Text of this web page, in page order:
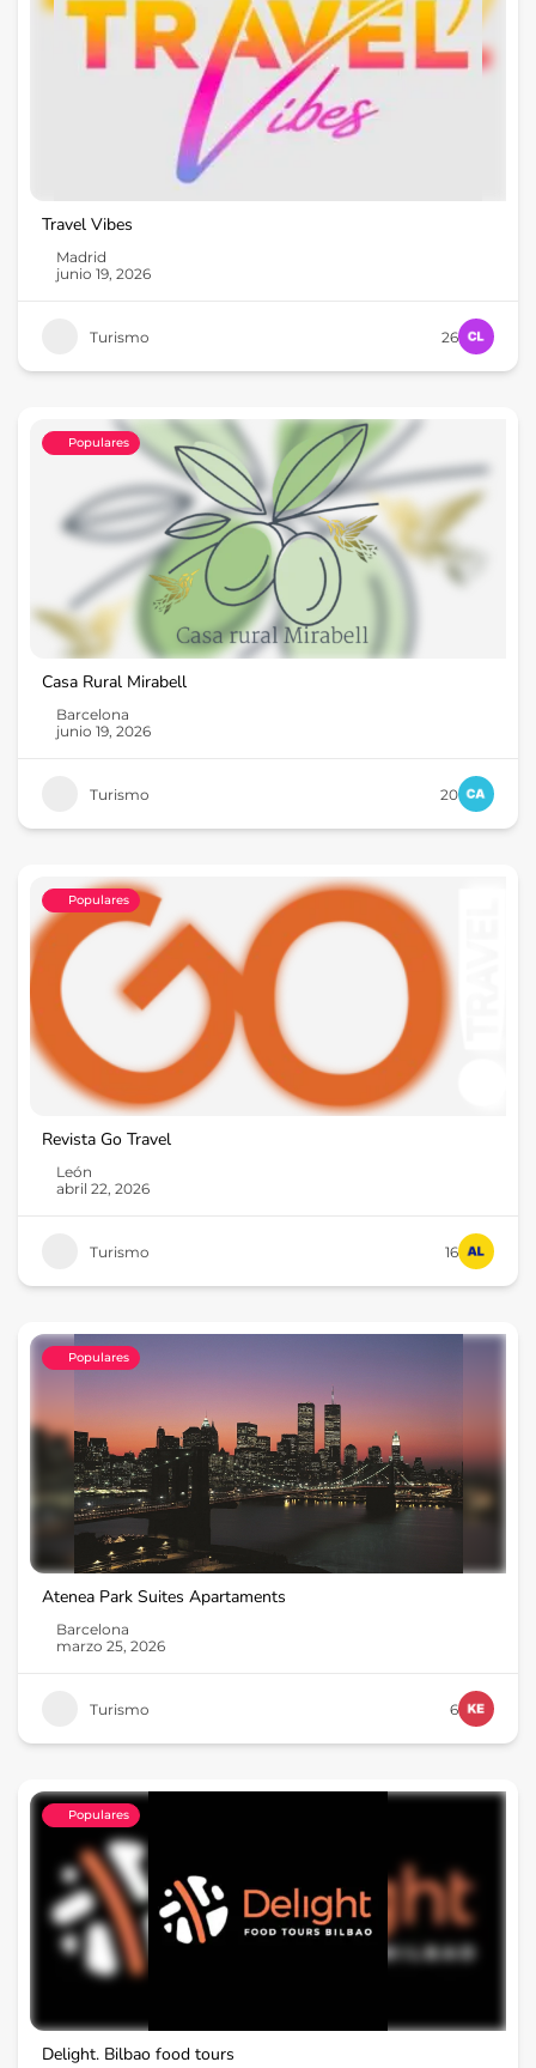
Travel Vibes
Madrid
junio 19, 2026
Turismo 26
Populares
Casa Rural Mirabell
Barcelona
junio 19, 2026
Turismo 20
Populares
Revista Go Travel
León
abril 22, 2026
Turismo 16
Populares
Atenea Park Suites Apartaments
Barcelona
marzo 25, 2026
Turismo 6
Populares
Delight. Bilbao food tours